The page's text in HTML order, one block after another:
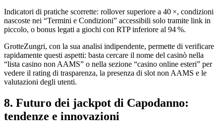
Indicatori di pratiche scorrette: rollover superiore a 40 ×, condizioni
nascoste nei “Termini e Condizioni” accessibili solo tramite link in
piccolo, o bonus legati a giochi con RTP inferiore al 94 %.
GrotteZungri, con la sua analisi indipendente, permette di verificare
rapidamente questi aspetti: basta cercare il nome del casinò nella
“lista casino non AAMS” o nella sezione “casino online esteri” per
vedere il rating di trasparenza, la presenza di slot non AAMS e le
valutazioni degli utenti.
8. Futuro dei jackpot di Capodanno:
tendenze e innovazioni